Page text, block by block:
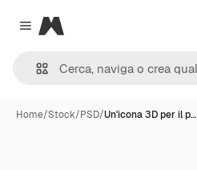
Close menu
Magnific
Home/Stock/PSD/Un'icona 3D per il p…